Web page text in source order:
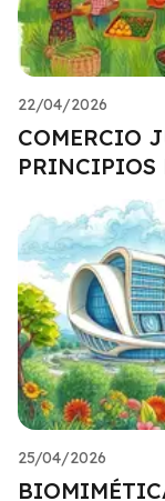
22/04/2026
COMERCIO
PRINCIPIOS
25/04/2026